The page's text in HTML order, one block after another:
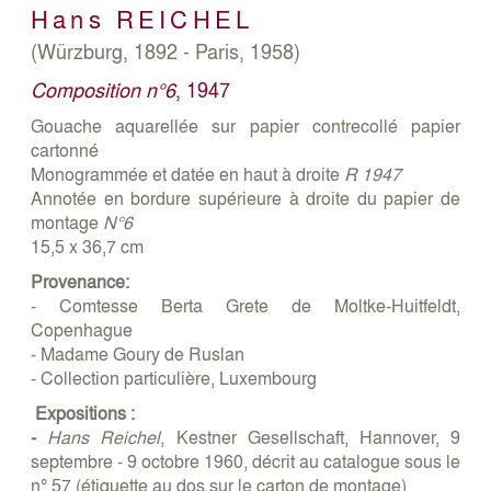
Hans REICHEL
(Würzburg, 1892 - Paris, 1958)
Composition n°6, 1947
Gouache aquarellée sur papier contrecollé papier
cartonné
Monogrammée et datée en haut à droite R 1947
Annotée en bordure supérieure à droite du papier de
montage N°6
15,5 x 36,7 cm
Provenance:
- Comtesse Berta Grete de Moltke-Huitfeldt,
Copenhague
- Madame Goury de Ruslan
- Collection particulière, Luxembourg
Expositions :
- Hans Reichel, Kestner Gesellschaft, Hannover, 9
septembre - 9 octobre 1960, décrit au catalogue sous le
n° 57 (étiquette au dos sur le carton de montage)